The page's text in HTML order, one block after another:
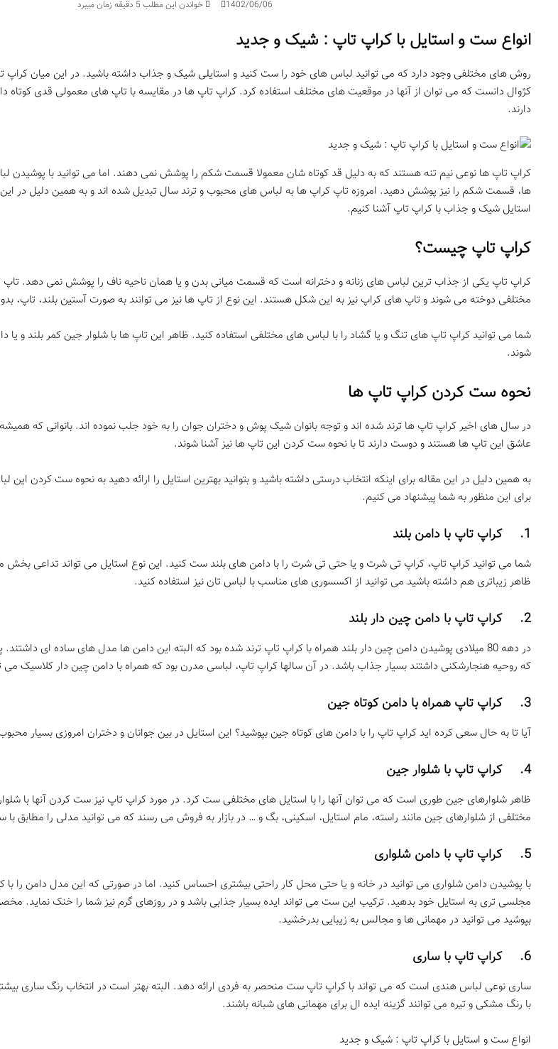
1402/06/06 خواندن این مطلب 5 دقیقه زمان میبرد
انواع ست و استایل با کراپ تاپ : شیک و جدید
روش های مختلفی وجود دارد که می توانید لباس های خود را ست کنید و استایلی شیک و جذاب داشته باشید. در این میان کراپ
کژوال دانست که می توان از آنها در موقعیت های مختلف استفاده کرد. کراپ تاپ ها در مقایسه با تاپ های معمولی قدی کوتاه
دارند.
کراپ تاپ ها نوعی نیم تنه هستند که به دلیل قد کوتاه شان معمولا قسمت شکم را پوشش نمی دهند. اما می توانید با
ها، قسمت شکم را نیز پوشش دهید. امروزه تاپ کراپ ها به لباس های محبوب و ترند سال تبدیل شده اند و به همین دلیل در این
استایل شیک و جذاب با کراپ تاپ آشنا کنیم.
کراپ تاپ چیست؟
کراپ تاپ یکی از جذاب ترین لباس های زنانه و دخترانه است که قسمت میانی بدن و یا همان ناحیه ناف را پوشش نمی دهد.
مختلفی دوخته می شوند و تاپ های کراپ نیز به این شکل هستند. این نوع از تاپ ها نیز می توانند به صورت آستین بلند، تاپ،
شما می توانید کراپ تاپ های تنگ و یا گشاد را با لباس های مختلفی استفاده کنید. ظاهر این تاپ ها با شلوار جین کمر بلند و
شوند.
نحوه ست کردن کراپ تاپ ها
در سال های اخیر کراپ تاپ ها ترند شده اند و توجه بانوان شیک پوش و دختران جوان را به خود جلب نموده اند. بانوانی که
عاشق این تاپ ها هستند و دوست دارند تا با نحوه ست کردن این تاپ ها نیز آشنا شوند.
به همین دلیل در این مقاله برای اینکه انتخاب درستی داشته باشید و بتوانید بهترین استایل را ارائه دهید به نحوه ست کردن
برای این منظور به شما پیشنهاد می کنیم.
1. کراپ تاپ با دامن بلند
شما می توانید کراپ تاپ، کراپ تی شرت و یا حتی تی شرت را با دامن های بلند ست کنید. این نوع استایل می تواند تداعی بخش
ظاهر زیباتری هم داشته باشید می توانید از اکسسوری های مناسب با لباس تان نیز استفاده کنید.
2. کراپ تاپ با دامن چین دار بلند
در دهه 80 میلادی پوشیدن دامن چین دار بلند همراه با کراپ تاپ ترند شده بود که البته این دامن ها مدل های ساده ای
که روحیه هنجارشکنی داشتند بسیار جذاب باشد. در آن سالها کراپ تاپ، لباسی مدرن بود که همراه با دامن چین دار کلاسیک
3. کراپ تاپ همراه با دامن کوتاه جین
آیا تا به حال سعی کرده اید کراپ تاپ را با دامن های کوتاه جین بپوشید؟ این استایل در بین جوانان و دختران امروزی بسیار
4. کراپ تاپ با شلوار جین
ظاهر شلوارهای جین طوری است که می توان آنها را با استایل های مختلفی ست کرد. در مورد کراپ تاپ نیز ست کردن آنها با
مختلفی از شلوارهای جین مانند راسته، مام استایل، اسکینی، بگ و … در بازار به فروش می رسند که می توانید مدلی را مطابق با
5. کراپ تاپ با دامن شلواری
با پوشیدن دامن شلواری می توانید در خانه و یا حتی محل کار راحتی بیشتری احساس کنید. اما در صورتی که این مدل دامن را
مجلسی تری به استایل خود بدهید. ترکیب این ست می تواند ایده بسیار جذابی باشد و در روزهای گرم نیز شما را خنک نماید.
بپوشید می توانید در مهمانی ها و مجالس به زیبایی بدرخشید.
6. کراپ تاپ با ساری
ساری نوعی لباس هندی است که می تواند با کراپ تاپ ست منحصر به فردی ارائه دهد. البته بهتر است در انتخاب رنگ ساری
با رنگ مشکی و تیره می توانند گزینه ایده ال برای مهمانی های شبانه باشند.
انواع ست و استایل با کراپ تاپ : شیک و جدید